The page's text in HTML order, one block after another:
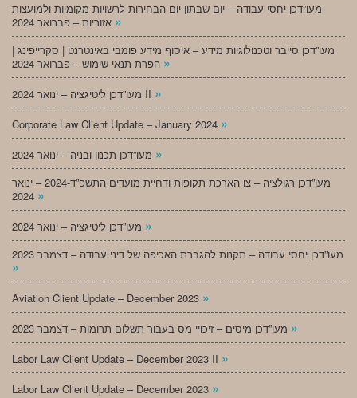
מעו”דכן יחסי עבודה – יום שבתון יום הבחירות לרשויות מקומיות ולמועצות
»
מעו”דכן סייבר וטכנולוגיות מידע – איסוף מידע פומבי באינטרנט | סקרייפינג |
»
מעו”דכן ליטיגציה – ינואר 2024 II »
Corporate Law Client Update – January 2024 »
»
מעו”דכן רגולציה – צו הארכת תקופות ודחיית מועדים התשפ”ד-2024 – ינואר
»
»
מעו”דכן יחסי עבודה – תקנות להגברת האכיפה של דיני עבודה – דצמבר 2023
»
Aviation Client Update – December 2023 »
»
Labor Law Client Update – December 2023 II »
Labor Law Client Update – December 2023 »